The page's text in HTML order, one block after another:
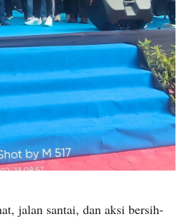
jalan santai, dan aksi bersih-